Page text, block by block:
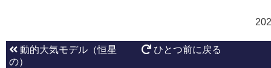
動的大気モデル（恒星
の）
ひとつ前に戻る